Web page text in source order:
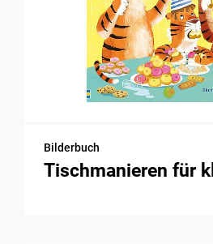
Bilderbuch
Tischmanieren für